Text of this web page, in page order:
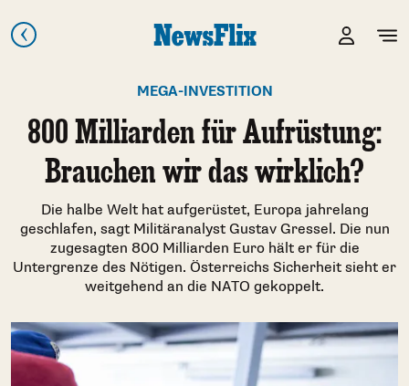
MEGA-INVESTITION
800 Milliarden für Aufrüstung:
Brauchen wir das wirklich?
Die halbe Welt hat aufgerüstet, Europa jahrelang
geschlafen, sagt Militäranalyst Gustav Gressel. Die nun
zugesagten 800 Milliarden Euro hält er für die
Untergrenze des Nötigen. Österreichs Sicherheit sieht er
weitgehend an die NATO gekoppelt.